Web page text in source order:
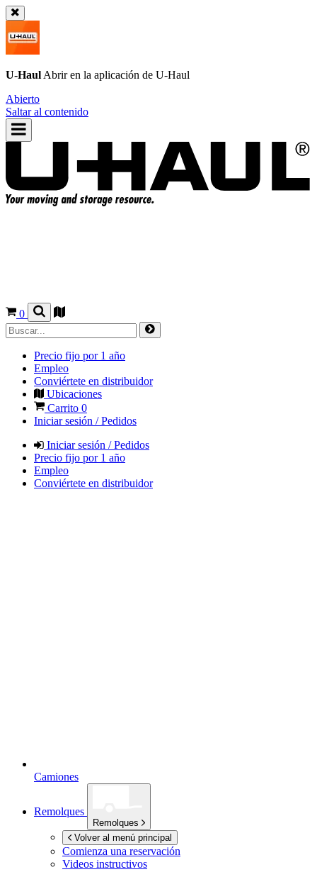
U-Haul Abrir en la aplicación de U-Haul
Abierto
Saltar al contenido
0
Precio fijo por 1 año
Empleo
Conviértete en distribuidor
Ubicaciones
Carrito 0
Iniciar sesión / Pedidos
Iniciar sesión / Pedidos
Precio fijo por 1 año
Empleo
Conviértete en distribuidor
Camiones
Remolques
Remolques
Volver al menú principal
Comienza una reservación
Videos instructivos